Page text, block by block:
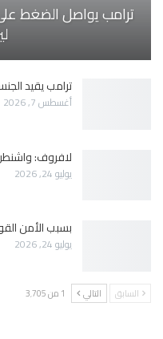
ترامب يواصل الضغط
ترامب يقيد
أغسطس 7, 2026
لافروف:
يوليو 24, 2026
بسبب الأمن
يوليو 24, 2026
السابق التالي 1 من 3٬705